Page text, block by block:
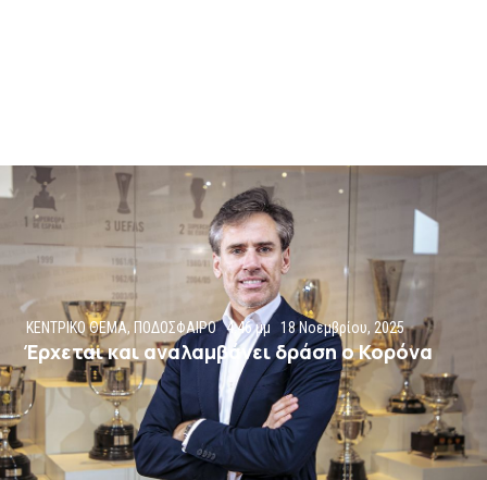
ΚΕΝΤΡΙΚΟ ΘΕΜΑ, ΠΟΔΟΣΦΑΙΡΟ 4:46 μμ 18 Νοεμβρίου, 2025
Έρχεται και αναλαμβάνει δράση ο Κορόνα